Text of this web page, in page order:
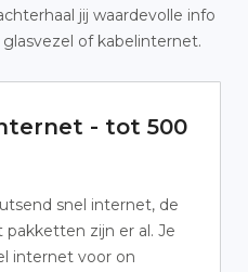
jij waardevolle info
of kabelinternet.
- tot 500
snel internet, de
zijn er al. Je
internet voor on